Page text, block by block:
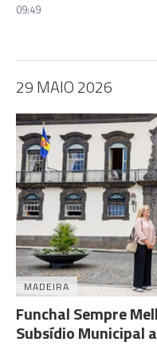
09:49
29 MAIO 2026
MADEIRA
Funchal Sempre
Subsídio Municipal